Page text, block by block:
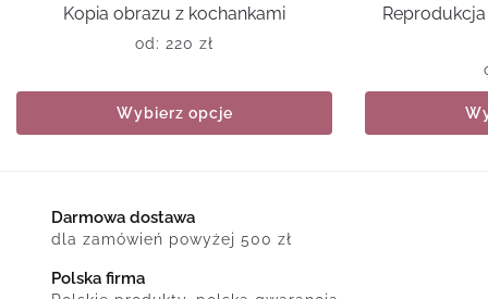
Kopia obrazu z kochankami
od: 220 zł
Wybierz opcje
Darmowa dostawa
dla zamówień powyżej 500 zł
Polska firma